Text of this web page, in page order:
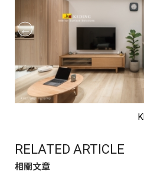
RELATED ARTICLE
相關文章